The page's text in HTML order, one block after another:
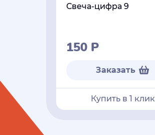
Свеча-цифра 9
150 Р
Заказать
Купить в 1 клик